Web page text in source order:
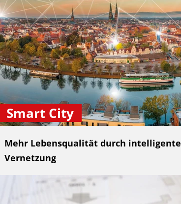
Smart City
Mehr Lebensqualität durch intelligente
Vernetzung